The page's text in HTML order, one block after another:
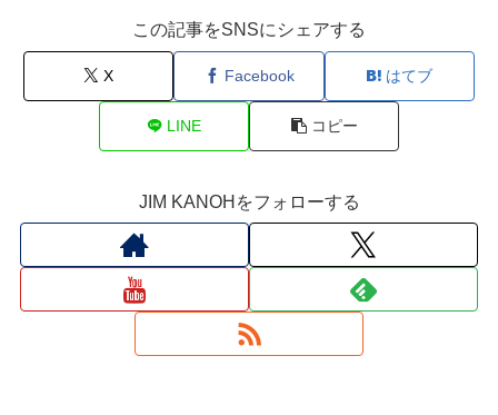
この記事をSNSにシェアする
X Facebook はてブ
LINE コピー
JIM KANOHをフォローする